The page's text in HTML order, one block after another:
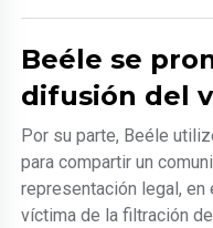
Beéle se
difusión del
Por su parte, Beéle
para compartir un
representación legal, en
víctima de la filtración